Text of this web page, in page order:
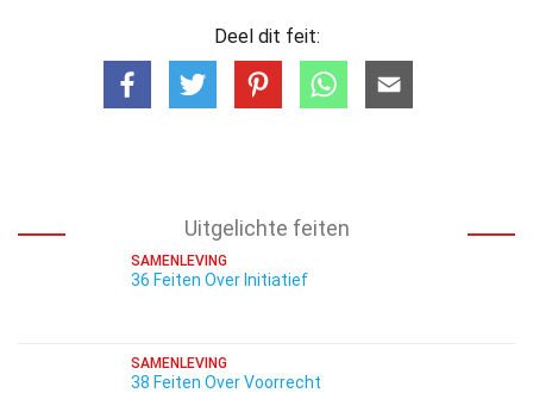
Deel dit feit:
Uitgelichte feiten
SAMENLEVING
36 Feiten Over Initiatief
SAMENLEVING
38 Feiten Over Voorrecht